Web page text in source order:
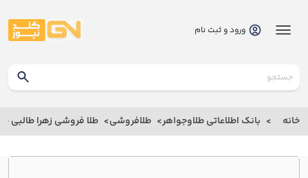
بانک
بانک
اطلاعاتی
ورود و ثبت نام
خانه بانک اطلاعاتی طلاوجواهر طلافروشی طلا فروشی زهرا طالبي